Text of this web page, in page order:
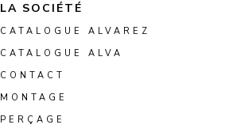
LA SOCIÉTÉ
CATALOGUE ALVAREZ
CATALOGUE ALVA
CONTACT
MONTAGE
PERÇAGE